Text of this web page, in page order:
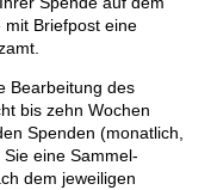
mit Briefpost eine
Bearbeitung des
bis zehn Wochen
Spenden (monatlich,
eine Sammel-
dem jeweiligen